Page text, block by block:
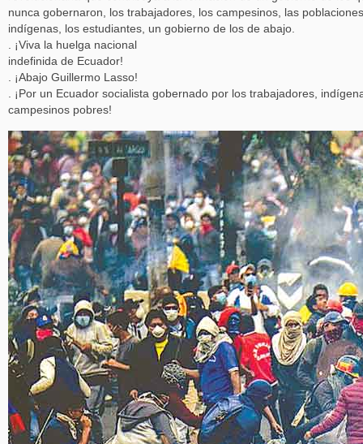
nunca gobernaron, los trabajadores, los campesinos, las poblaciones
indígenas, los estudiantes, un gobierno de los de abajo.
. ¡Viva la huelga nacional
indefinida de Ecuador!
. ¡Abajo Guillermo Lasso!
. ¡Por un Ecuador socialista gobernado por los trabajadores,
campesinos pobres!